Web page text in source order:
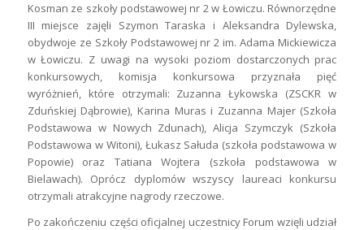
Kosman ze szkoły podstawowej nr 2 w Łowiczu. Równorzędne
III miejsce zajęli Szymon Taraska i Aleksandra Dylewska,
obydwoje ze Szkoły Podstawowej nr 2 im. Adama Mickiewicza
w Łowiczu. Z uwagi na wysoki poziom dostarczonych prac
konkursowych, komisja konkursowa przyznała pięć
wyróżnień, które otrzymali: Zuzanna Łykowska (ZSCKR w
Zduńskiej Dąbrowie), Karina Muras i Zuzanna Majer (Szkoła
Podstawowa w Nowych Zdunach), Alicja Szymczyk (Szkoła
Podstawowa w Witoni), Łukasz Sałuda (szkoła podstawowa w
Popowie) oraz Tatiana Wojtera (szkoła podstawowa w
Bielawach). Oprócz dyplomów wszyscy laureaci konkursu
otrzymali atrakcyjne nagrody rzeczowe.
Po zakończeniu części oficjalnej uczestnicy Forum wzięli udział